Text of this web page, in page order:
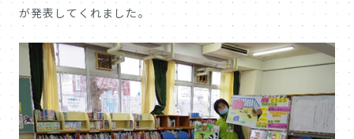
が発表してくれました。